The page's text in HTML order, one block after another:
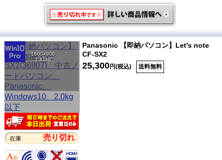
1600×900
1.41kg
在庫 売り切れ
Panasonic 【即納パソコン】Let's note
CF-SX2
25,300円(税込) 送料無料